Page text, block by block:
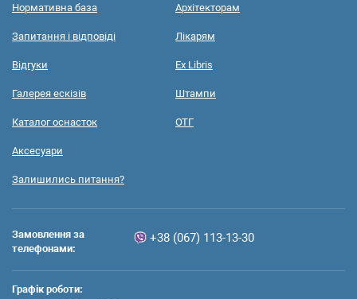
Нормативна база
Запитання і відповіді
Відгуки
Галерея ескізів
Каталог оснасток
Аксесуари
Залишились питання?
Архітекторам
Лікарям
Ex Libris
Штампи
ОТГ
Замовлення за
телефонами:
+38 (067) 113-13-30
Графік роботи: